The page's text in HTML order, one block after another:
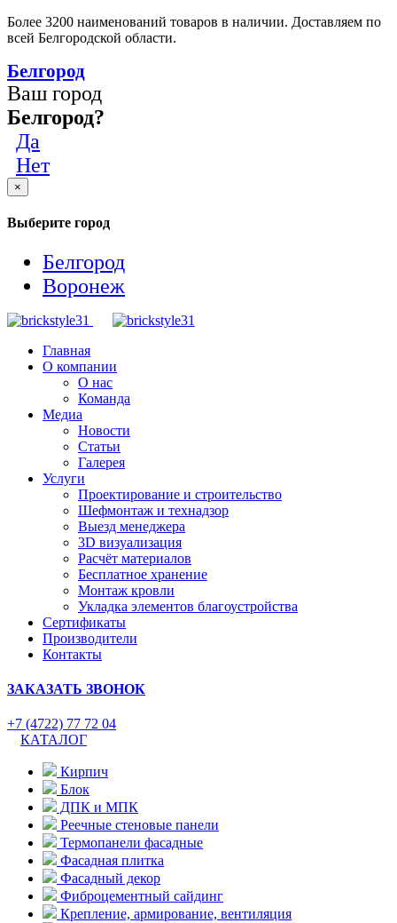
Более 3200 наименований товаров в наличии. Доставляем по
всей Белгородской области.
Белгород
Ваш город
Белгород?
Да
Нет
×
Выберите город
Белгород
Воронеж
Главная
О компании
О нас
Команда
Медиа
Новости
Статьи
Галерея
Услуги
Проектирование и строительство
Шефмонтаж и технадзор
Выезд менеджера
3D визуализация
Расчёт материалов
Бесплатное хранение
Монтаж кровли
Укладка элементов благоустройства
Сертификаты
Производители
Контакты
ЗАКАЗАТЬ ЗВОНОК
+7 (4722) 77 72 04
КАТАЛОГ
Кирпич
Блок
ДПК и МПК
Реечные стеновые панели
Термопанели фасадные
Фасадная плитка
Фасадный декор
Фиброцементный сайдинг
Крепление, армирование, вентиляция